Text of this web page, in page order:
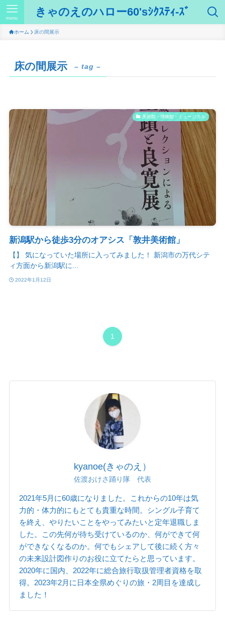
きゃのえのハロー60'sｼｸｽﾃｨ-ｽﾞ
menu
ホーム 床の間展示
床の間展示 – tag –
美術館・博物館・ミュージカル
新潟駅から徒歩3分のオアシス「敦井美術館」
【】 気になっていた場所に入ってみました！ 新潟市の万代シテ
ィ方面から新潟駅に...
2022年1月12日
1
kyanoe(きゃのえ）
佐渡おけさ踊り隊 代表
2021年5月に60歳になりました。これからの10年は気
力的・体力的にもとても貴重な時間。シングル子育て
を終え、やりたいことをやってみたいと定年退職しま
した。この先何が待ち受けているのか、何ができて何
ができなくなるのか。何でもシェアして後に続く方々
の未来設計図作りのお役に立てたらと思っています。
2020年に国内、2022年に総合旅行取扱管理者資格を取
得。2023年2月に日本全県めぐりの旅・2周目を達成し
ました！